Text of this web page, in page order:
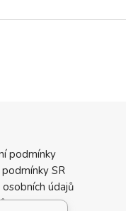
podmínky
SR
osobních údajů